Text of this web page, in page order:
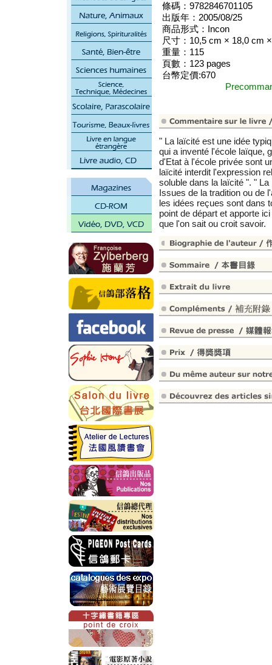
條碼：9782846701105
出版年：2005/08/25
商品形式：Incon
尺寸：10,5 cm × 18,0 cm
重量：115
頁數：123 pages
台幣定價:670
" La laïcité est une idée
qui a inventé l'école laïque,
d'Etat à l'école privée sont
laïcité interdit l'expression
soluble dans la laïcité ". "
Issues de la tradition ou de
les idées reçues sont dans
point de départ et apporte
que l'on sait ou croit savoir.